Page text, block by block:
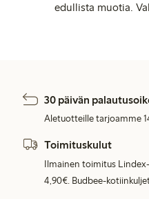
edullista muotia.
30 päivän
Aletuotteille tarjoamme
Toimituskulut
Ilmainen toimitus
4,90€. Budbee-